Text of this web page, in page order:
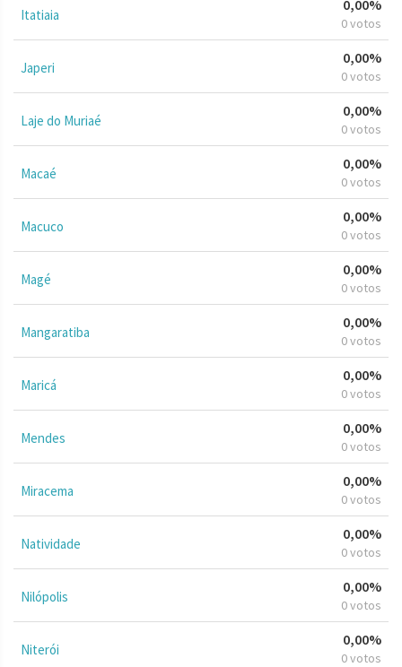
Itatiaia
0,00%
0 votos
Japeri
0,00%
0 votos
Laje do Muriaé
0,00%
0 votos
Macaé
0,00%
0 votos
Macuco
0,00%
0 votos
Magé
0,00%
0 votos
Mangaratiba
0,00%
0 votos
Maricá
0,00%
0 votos
Mendes
0,00%
0 votos
Miracema
0,00%
0 votos
Natividade
0,00%
0 votos
Nilópolis
0,00%
0 votos
Niterói
0,00%
0 votos